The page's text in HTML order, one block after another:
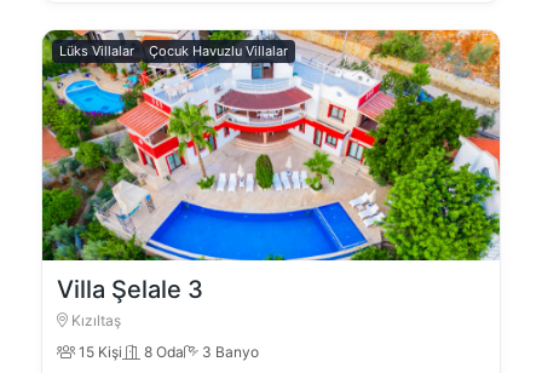
Lüks Villalar Çocuk Havuzlu Villalar
Villa Şelale 3
Kızıltaş
15 Kişi
8 Oda 3 Banyo